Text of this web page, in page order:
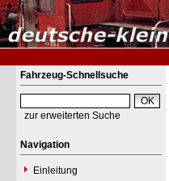
Fahrzeug-Schnellsuche
zur erweiterten Suche
Navigation
Einleitung